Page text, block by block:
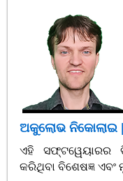
ଅକୁଲୋଭ ନିକୋଲାଇ |
ଏହି ସଫ୍ଟୱେୟାରର
କରିଥିବା ବିଶେଷଜ୍ଞ ଏବଂ